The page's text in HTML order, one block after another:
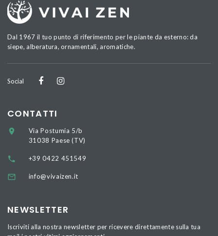
Dal 1967 il tuo punto di riferimento per le piante da esterno: da
siepe, alberatura, ornamentali, aromatiche.
Social
CONTATTI
Via Postumia 5/b
31038 Paese (TV)
+39 0422 451549
info@vivaizen.it
NEWSLETTER
Iscriviti alla nostra newsletter per ricevere direttamente sulla tua